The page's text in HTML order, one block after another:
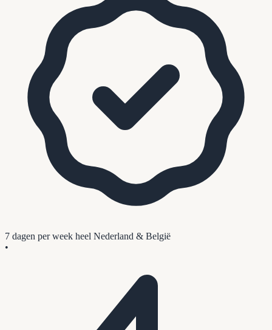
7 dagen per week heel Nederland & België
•